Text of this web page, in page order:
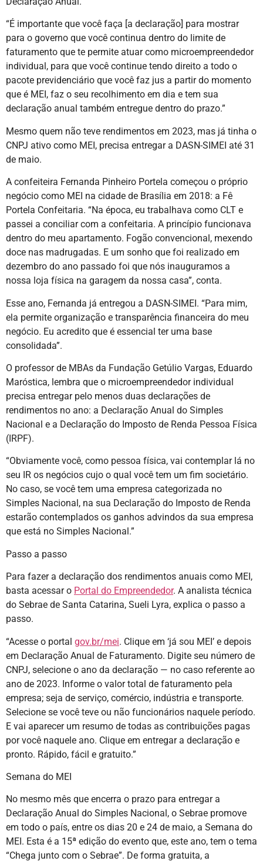
“É importante que você faça [a declaração] para mostrar
para o governo que você continua dentro do limite de
faturamento que te permite atuar como microempreendedor
individual, para que você continue tendo direito a todo o
pacote previdenciário que você faz jus a partir do momento
que é MEI, faz o seu recolhimento em dia e tem sua
declaração anual também entregue dentro do prazo.”
Mesmo quem não teve rendimentos em 2023, mas já tinha o
CNPJ ativo como MEI, precisa entregar a DASN-SIMEI até 31
de maio.
A confeiteira Fernanda Pinheiro Portela começou o próprio
negócio como MEI na cidade de Brasília em 2018: a Fê
Portela Confeitaria. “Na época, eu trabalhava como CLT e
passei a conciliar com a confeitaria. A princípio funcionava
dentro do meu apartamento. Fogão convencional, mexendo
doce nas madrugadas. E um sonho que foi realizado em
dezembro do ano passado foi que nós inauguramos a
nossa loja física na garagem da nossa casa”, conta.
Esse ano, Fernanda já entregou a DASN-SIMEI. “Para mim,
ela permite organização e transparência financeira do meu
negócio. Eu acredito que é essencial ter uma base
consolidada”.
O professor de MBAs da Fundação Getúlio Vargas, Eduardo
Maróstica, lembra que o microempreendedor individual
precisa entregar pelo menos duas declarações de
rendimentos no ano: a Declaração Anual do Simples
Nacional e a Declaração do Imposto de Renda Pessoa Física
(IRPF).
“Obviamente você, como pessoa física, vai contemplar lá no
seu IR os negócios cujo o qual você tem um fim societário.
No caso, se você tem uma empresa categorizada no
Simples Nacional, na sua Declaração do Imposto de Renda
estarão contemplados os ganhos advindos da sua empresa
que está no Simples Nacional.”
Passo a passo
Para fazer a declaração dos rendimentos anuais como MEI,
basta acessar o Portal do Empreendedor. A analista técnica
do Sebrae de Santa Catarina, Sueli Lyra, explica o passo a
passo.
“Acesse o portal gov.br/mei. Clique em ‘já sou MEI’ e depois
em Declaração Anual de Faturamento. Digite seu número de
CNPJ, selecione o ano da declaração — no caso referente ao
ano de 2023. Informe o valor total de faturamento pela
empresa; seja de serviço, comércio, indústria e transporte.
Selecione se você teve ou não funcionários naquele período.
E vai aparecer um resumo de todas as contribuições pagas
por você naquele ano. Clique em entregar a declaração e
pronto. Rápido, fácil e gratuito.”
Semana do MEI
No mesmo mês que encerra o prazo para entregar a
Declaração Anual do Simples Nacional, o Sebrae promove
em todo o país, entre os dias 20 e 24 de maio, a Semana do
MEI. Esta é a 15ª edição do evento que, este ano, tem o tema
“Chega junto com o Sebrae”. De forma gratuita, a